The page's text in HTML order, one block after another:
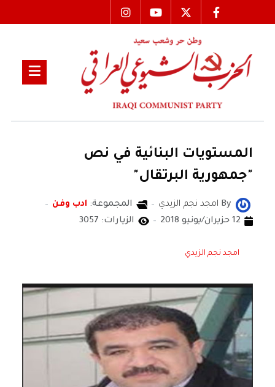
المستويات البنائية في نص
"جمهورية البرتقال"
By امجد نجم الزيدي المجموعة: ادب وفن
12 حزيران/يونيو 2018
الزيارات: 3057
امجد نجم الزيدي